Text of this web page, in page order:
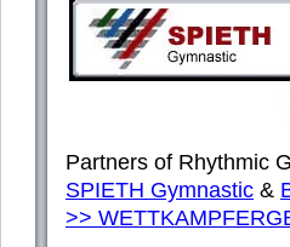
Partners of Rhythmic
SPIETH Gymnastic &
>>